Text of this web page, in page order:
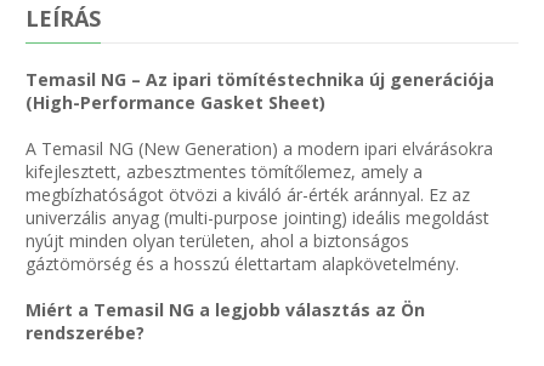
LEÍRÁS
Temasil NG – Az ipari tömítéstechnika új generációja
(High-Performance Gasket Sheet)
A Temasil NG (New Generation) a modern ipari elvárásokra
kifejlesztett, azbesztmentes tömítőlemez, amely a
megbízhatóságot ötvözi a kiváló ár-érték aránnyal. Ez az
univerzális anyag (multi-purpose jointing) ideális megoldást
nyújt minden olyan területen, ahol a biztonságos
gáztömörség és a hosszú élettartam alapkövetelmény.
Miért a Temasil NG a legjobb választás az Ön
rendszerébe?